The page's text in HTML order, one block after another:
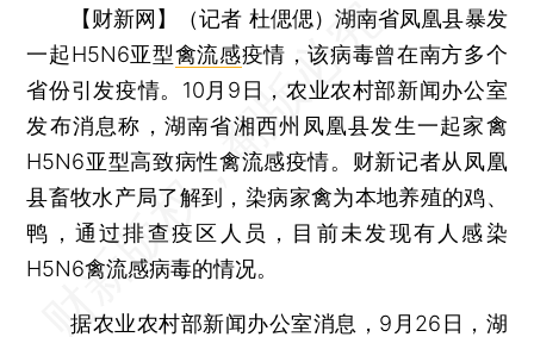
【财新网】（记者 杜偲偲） 湖南省凤凰县暴发
一起H5N6亚型禽流感疫情，该病毒曾在南方多个
省份引发疫情。10月9日，农业农村部新闻办公室
发布消息称，湖南省湘西州凤凰县发生一起家禽
H5N6亚型高致病性禽流感疫情。财新记者从凤凰
县畜牧水产局了解到，染病家禽为本地养殖的鸡、
鸭，通过排查疫区人员，目前未发现有人感染
H5N6禽流感病毒的情况。
据农业农村部新闻办公室消息，9月26日，湖